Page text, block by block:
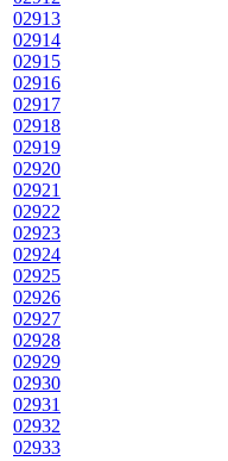
02913
02914
02915
02916
02917
02918
02919
02920
02921
02922
02923
02924
02925
02926
02927
02928
02929
02930
02931
02932
02933